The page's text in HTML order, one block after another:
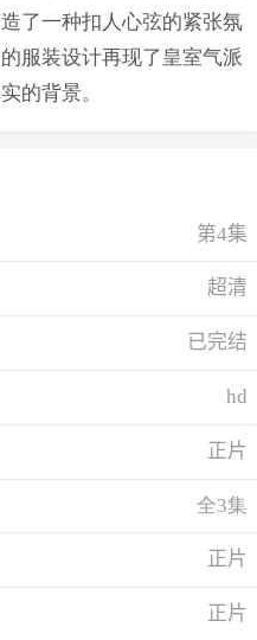
了一种扣人心弦的紧张氛
服装设计再现了皇室气派
的背景。
第4集
超清
已完结
hd
正片
全3集
正片
正片